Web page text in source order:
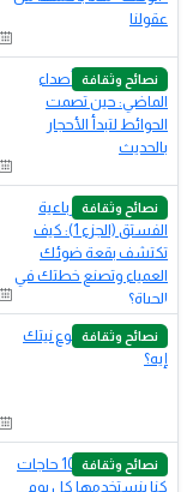
نصائح وثقافة
نصائح وثقافة
نصائح وثقافة
نصائح وثقافة